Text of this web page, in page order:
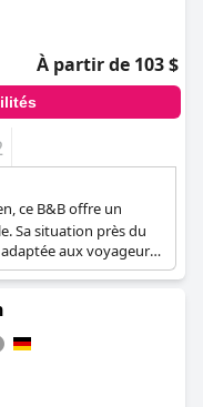
À partir de 103 $
ce B&B offre un
Sa situation près du
aux voyageurs